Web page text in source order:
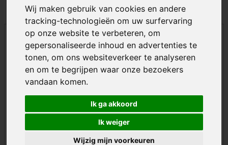
Wij maken gebruik van cookies en andere
tracking-technologieën om uw surfervaring
op onze website te verbeteren, om
gepersonaliseerde inhoud en advertenties te
tonen, om ons websiteverkeer te analyseren
en om te begrijpen waar onze bezoekers
vandaan komen.
Ik ga akkoord
Ik weiger
Wijzig mijn voorkeuren